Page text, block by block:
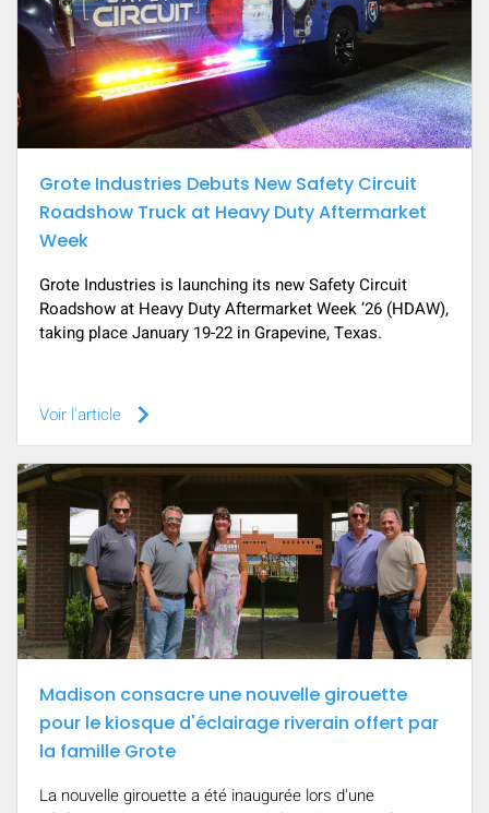
Grote Industries Debuts New Safety Circuit
Roadshow Truck at Heavy Duty Aftermarket
Week
Grote Industries is launching its new Safety Circuit
Roadshow at Heavy Duty Aftermarket Week ’26 (HDAW),
taking place January 19-22 in Grapevine, Texas.
Voir l'article keyboard_arrow_right
Madison consacre une nouvelle girouette
pour le kiosque d'éclairage riverain offert par
la famille Grote
La nouvelle girouette a été inaugurée lors d'une